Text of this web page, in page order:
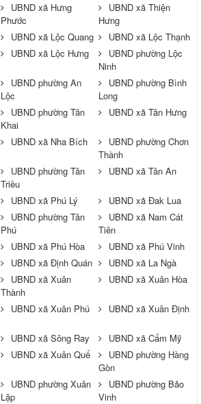
UBND xã Hưng
Phước
UBND xã Thiện
Hưng
UBND xã Lộc Quang
UBND xã Lộc Thạnh
UBND xã Lộc Hưng
UBND phường Lộc
Ninh
UBND phường An
Lộc
UBND phường Bình
Long
UBND phường Tân
Khai
UBND xã Tân Hưng
UBND xã Nha Bích
UBND phường Chơn
Thành
UBND phường Tân
Triều
UBND xã Tân An
UBND xã Phú Lý
UBND xã Đak Lua
UBND phường Tân
Phú
UBND xã Nam Cát
Tiên
UBND xã Phú Hòa
UBND xã Phú Vinh
UBND xã Định Quán
UBND xã La Ngà
UBND xã Xuân
Thành
UBND xã Xuân Hòa
UBND xã Xuân Phú UBND xã Xuân Định
UBND xã Sông Ray
UBND xã Cẩm Mỹ
UBND xã Xuân Quế
UBND phường Hàng
Gòn
UBND phường Xuân
Lập
UBND phường Bảo
Vinh